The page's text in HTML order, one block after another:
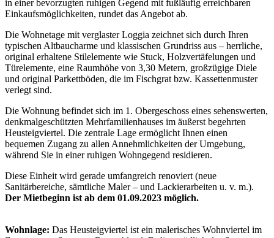
in einer bevorzugten ruhigen Gegend mit fußläufig erreichbaren
Einkaufsmöglichkeiten, rundet das Angebot ab.
Die Wohnetage mit verglaster Loggia zeichnet sich durch Ihren
typischen Altbaucharme und klassischen Grundriss aus – herrliche,
original erhaltene Stilelemente wie Stuck, Holzvertäfelungen und
Türelemente, eine Raumhöhe von 3,30 Metern, großzügige Diele
und original Parkettböden, die im Fischgrat bzw. Kassettenmuster
verlegt sind.
Die Wohnung befindet sich im 1. Obergeschoss eines sehenswerten,
denkmalgeschützten Mehrfamilienhauses im äußerst begehrten
Heusteigviertel. Die zentrale Lage ermöglicht Ihnen einen
bequemen Zugang zu allen Annehmlichkeiten der Umgebung,
während Sie in einer ruhigen Wohngegend residieren.
Diese Einheit wird gerade umfangreich renoviert (neue
Sanitärbereiche, sämtliche Maler – und Lackierarbeiten u. v. m.).
Der Mietbeginn ist ab dem 01.09.2023 möglich.
Wohnlage: Das Heusteigviertel ist ein malerisches Wohnviertel im